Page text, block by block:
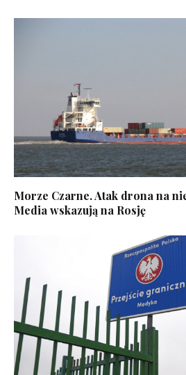
Morze Czarne. Atak drona na
Media wskazują na Rosję